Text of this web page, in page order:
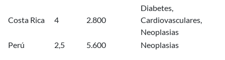
Costa Rica 4 2.800
Diabetes,
Cardiovasculares,
Neoplasias
Perú
2,5 5.600 Neoplasias